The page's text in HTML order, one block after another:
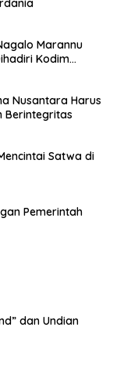
Marannu
Kodim
Nusantara Harus
Berintegritas
Satwa di
Pemerintah
dan Undian